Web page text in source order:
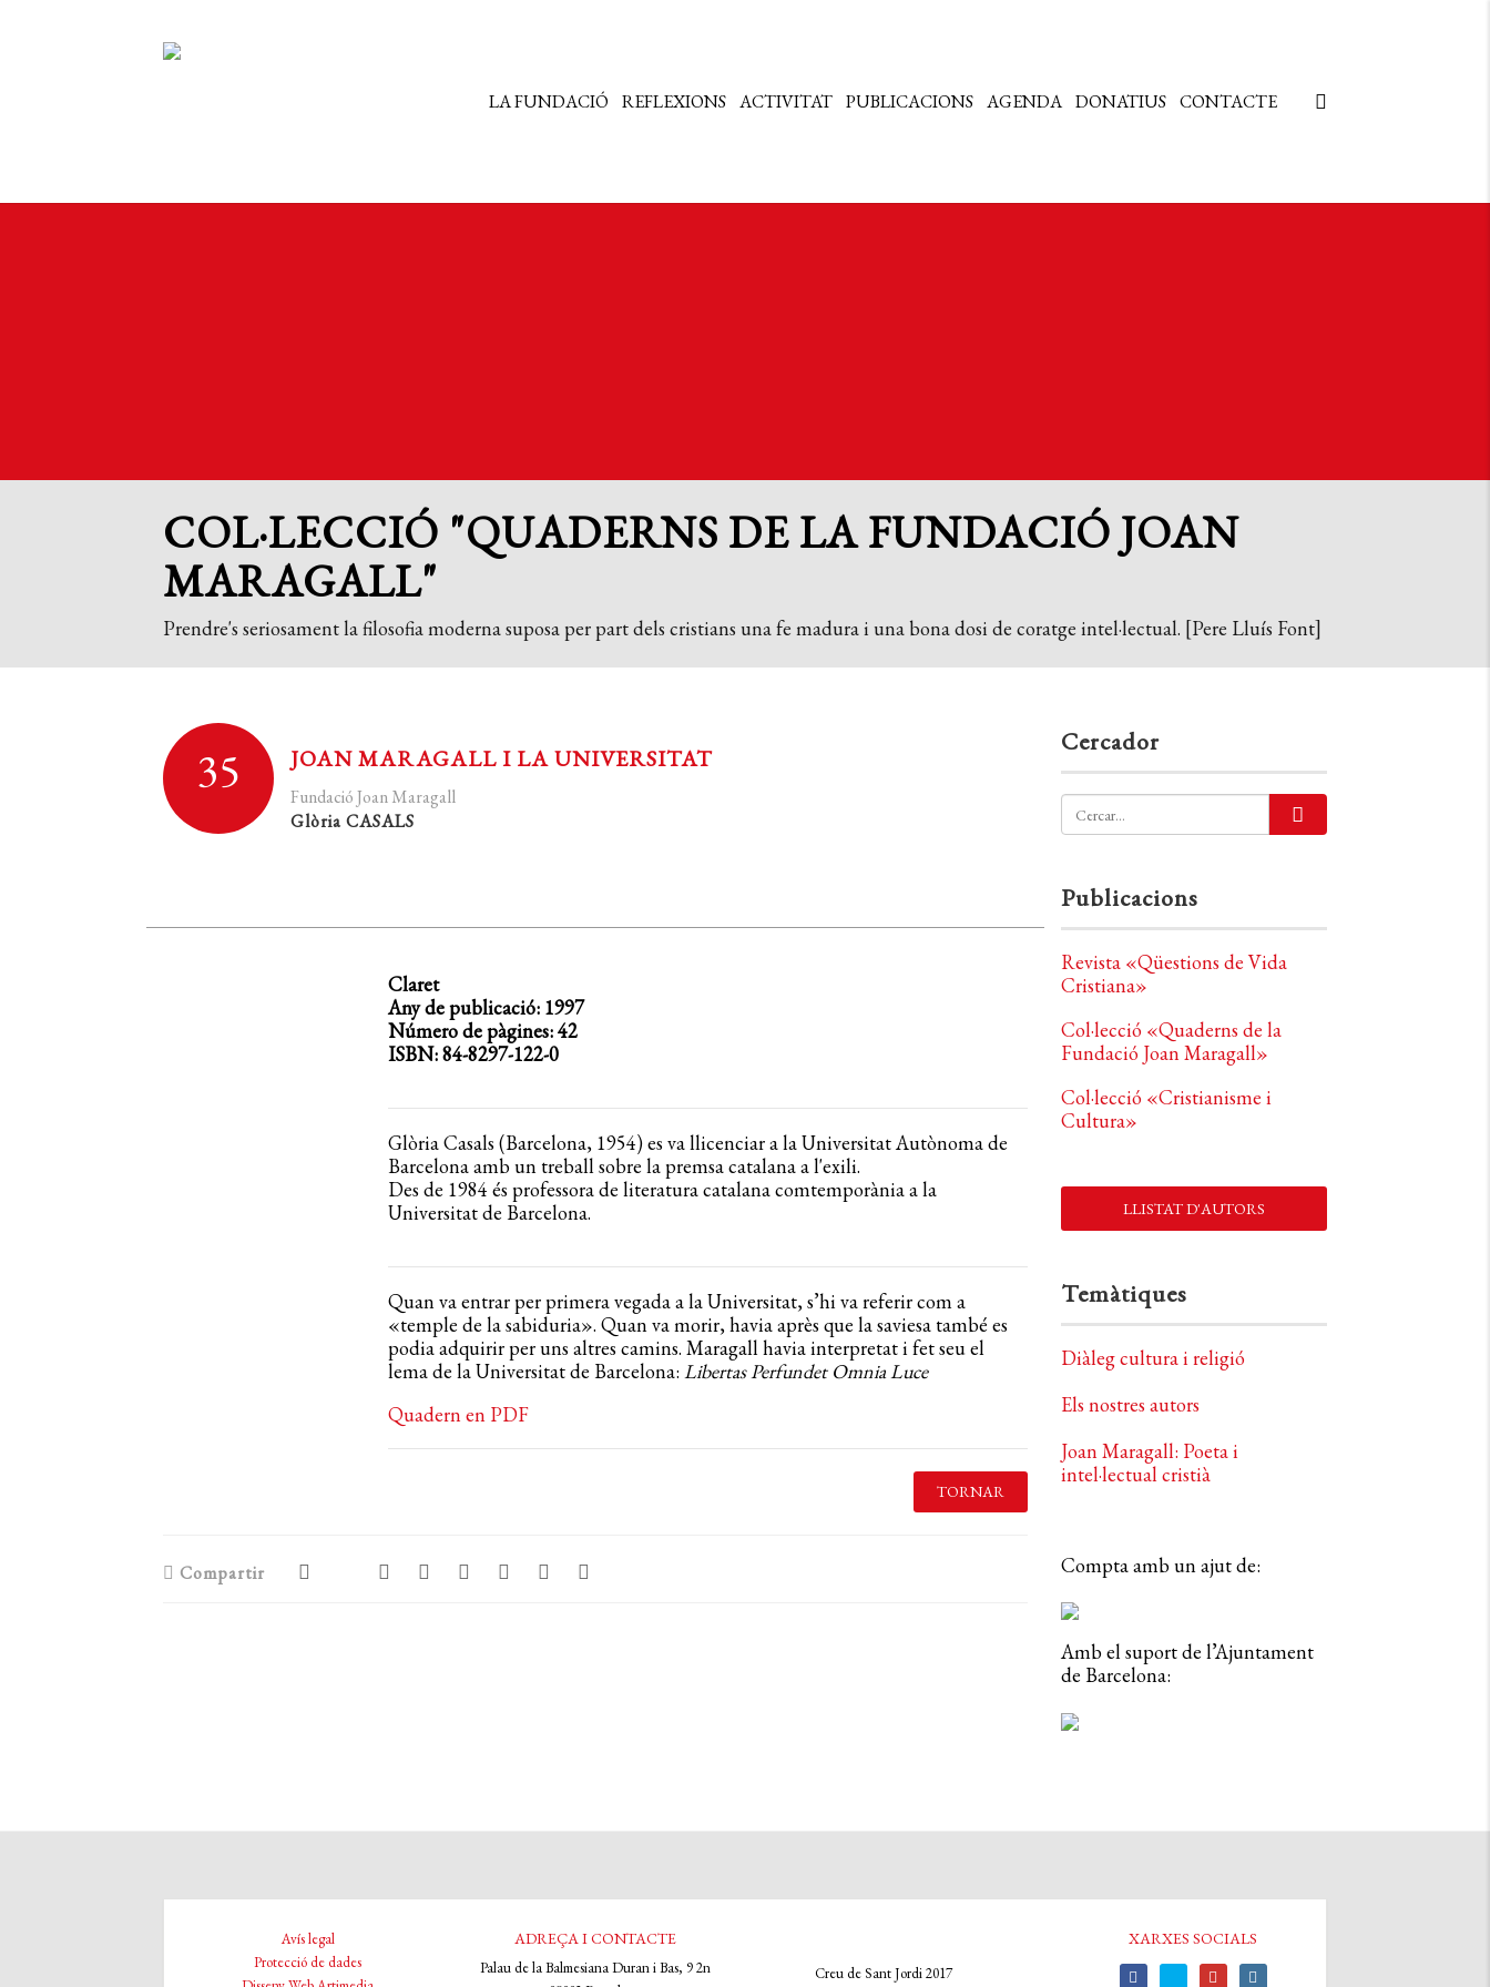
LA FUNDACIÓ REFLEXIONS ACTIVITAT PUBLICACIONS AGENDA DONATIUS CONTACTE
COL·LECCIÓ "QUADERNS DE LA FUNDACIÓ JOAN
MARAGALL"
Prendre's seriosament la filosofia moderna suposa per part dels cristians una fe madura i una bona dosi de coratge intel·lectual. [Pere Lluís Font]
35 JOAN MARAGALL I LA UNIVERSITAT
Fundació Joan Maragall
Glòria CASALS
Claret
Any de publicació: 1997
Número de pàgines: 42
ISBN: 84-8297-122-0
Glòria Casals (Barcelona, 1954) es va llicenciar a la Universitat Autònoma de
Barcelona amb un treball sobre la premsa catalana a l'exili.
Des de 1984 és professora de literatura catalana comtemporània a la
Universitat de Barcelona.
Quan va entrar per primera vegada a la Universitat, s’hi va referir com a
«temple de la sabiduria». Quan va morir, havia après que la saviesa també es
podia adquirir per uns altres camins. Maragall havia interpretat i fet seu el
lema de la Universitat de Barcelona: Libertas Perfundet Omnia Luce
Quadern en PDF
TORNAR
Compartir
Cercador
Publicacions
Revista «Qüestions de Vida
Cristiana»
Col·lecció «Quaderns de la
Fundació Joan Maragall»
Col·lecció «Cristianisme i
Cultura»
LLISTAT D'AUTORS
Temàtiques
Diàleg cultura i religió
Els nostres autors
Joan Maragall: Poeta i
intel·lectual cristià
Compta amb un ajut de:
Amb el suport de l’Ajuntament
de Barcelona:
Avís legal
Protecció de dades
ADREÇA I CONTACTE
Palau de la Balmesiana Duran i Bas, 9 2n
Creu de Sant Jordi 2017
XARXES SOCIALS